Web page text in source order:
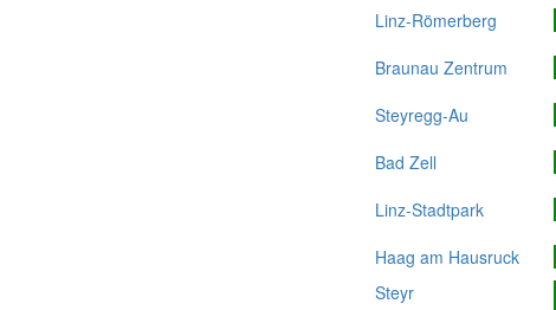
Linz-Römerberg
Braunau Zentrum
Steyregg-Au
Bad Zell
Linz-Stadtpark
Haag am Hausruck
Steyr